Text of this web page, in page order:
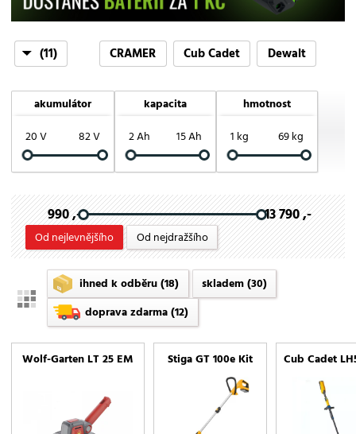
(11) CRAMER Cub Cadet
Dewalt
Riwall PRO
Stiga VeGA Wolf-Garten
akumulátor
20 V
82 V
kapacita
2 Ah
15 Ah
hmotnost
1 kg
69 kg
990 ,- 13 790 ,-
Od nejlevnějšího Od nejdražšího
ihned k odběru(18) skladem(30)
doprava zdarma(12)
Wolf-Garten LT 25 EM Stiga GT 100e Kit Cub Cadet